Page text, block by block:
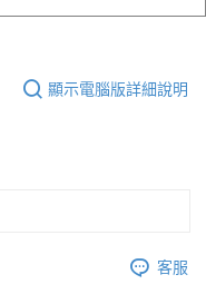
顯示電腦版詳細說明
客服